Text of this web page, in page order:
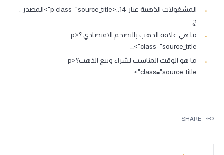
المشغولات الذهبية عيار 14..<p class="source_title">المصدر :
ج…
ما هي علاقة الذهب بالتضخم الاقتصادي ؟<p
class="source_title">…
ما هو الوقت المناسب لشراء وبيع الذهب؟<p
class="source_title">…
SHARE